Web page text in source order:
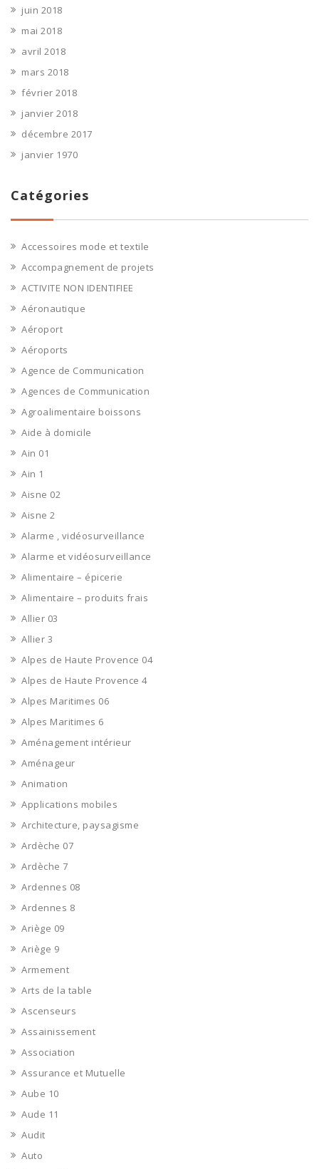
juin 2018
mai 2018
avril 2018
mars 2018
février 2018
janvier 2018
décembre 2017
janvier 1970
Catégories
Accessoires mode et textile
Accompagnement de projets
ACTIVITE NON IDENTIFIEE
Aéronautique
Aéroport
Aéroports
Agence de Communication
Agences de Communication
Agroalimentaire boissons
Aide à domicile
Ain 01
Ain 1
Aisne 02
Aisne 2
Alarme , vidéosurveillance
Alarme et vidéosurveillance
Alimentaire – épicerie
Alimentaire – produits frais
Allier 03
Allier 3
Alpes de Haute Provence 04
Alpes de Haute Provence 4
Alpes Maritimes 06
Alpes Maritimes 6
Aménagement intérieur
Aménageur
Animation
Applications mobiles
Architecture, paysagisme
Ardèche 07
Ardèche 7
Ardennes 08
Ardennes 8
Ariège 09
Ariège 9
Armement
Arts de la table
Ascenseurs
Assainissement
Association
Assurance et Mutuelle
Aube 10
Aude 11
Audit
Auto